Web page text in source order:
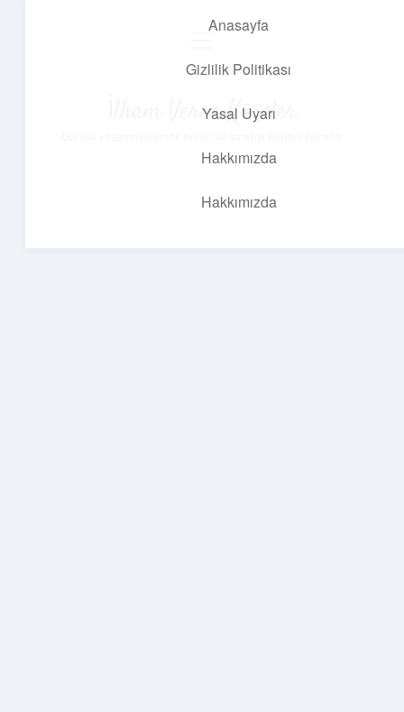
Anasayfa
Gizlilik Politikası
Yasal Uyarı
Hakkımızda
Hakkımızda
İlham Veren Köşeler